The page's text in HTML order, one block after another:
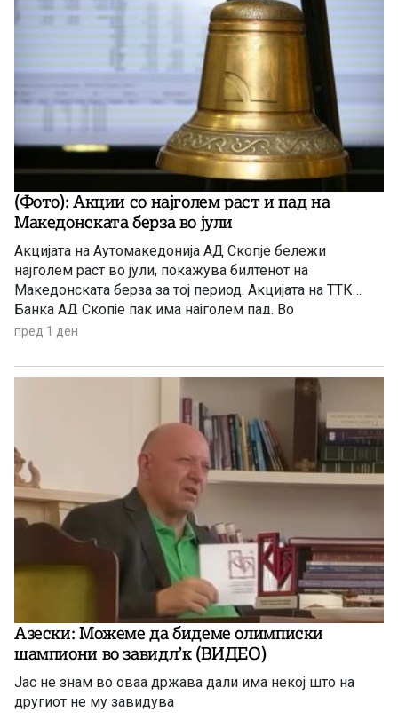
(Фото): Акции со најголем раст и пад на
Македонската берза во јули
Акцијата на Аутомакедонија АД Скопје бележи
најголем раст во јули, покажува билтенот на
Македонската берза за тој период. Акцијата на ТТК
Банка АД Скопје пак има најголем пад. Во
продолжение целосно и другите акции со најголем
пред 1 ден
Азески: Можеме да бидеме олимписки
шампиони во завидл’к (ВИДЕО)
Јас не знам во оваа држава дали има некој што на
другиот не му завидува